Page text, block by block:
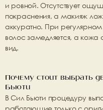
и ровной. Отсутствует
покраснения, а макияж
аккуратно. При
волос замедляется, а кожа
вид.
Почему стоит выбрать
Бьюти
В Сил Бьюти процедуру